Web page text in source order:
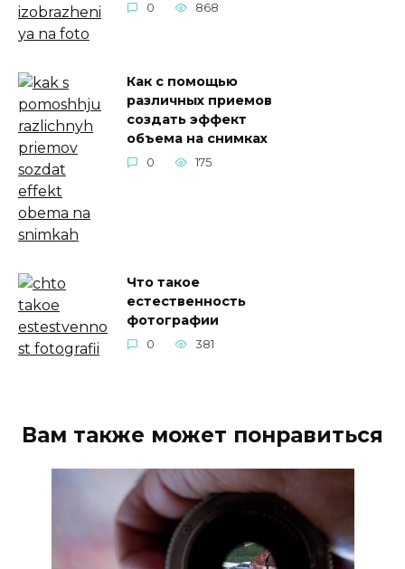
0 868
Как с помощью
различных приемов
создать эффект
объема на снимках
0 175
Что такое
естественность
фотографии
0 381
Вам также может понравиться